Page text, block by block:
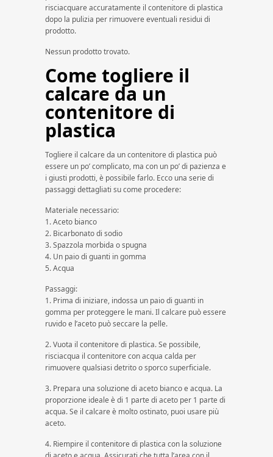
risciacquare accuratamente il contenitore di plastica
dopo la pulizia per rimuovere eventuali residui di
prodotto.
Nessun prodotto trovato.
Come togliere il
calcare da un
contenitore di
plastica
Togliere il calcare da un contenitore di plastica può
essere un po’ complicato, ma con un po’ di pazienza e
i giusti prodotti, è possibile farlo. Ecco una serie di
passaggi dettagliati su come procedere:
Materiale necessario:
1. Aceto bianco
2. Bicarbonato di sodio
3. Spazzola morbida o spugna
4. Un paio di guanti in gomma
5. Acqua
Passaggi:
1. Prima di iniziare, indossa un paio di guanti in
gomma per proteggere le mani. Il calcare può essere
ruvido e l’aceto può seccare la pelle.
2. Vuota il contenitore di plastica. Se possibile,
risciacqua il contenitore con acqua calda per
rimuovere qualsiasi detrito o sporco superficiale.
3. Prepara una soluzione di aceto bianco e acqua. La
proporzione ideale è di 1 parte di aceto per 1 parte di
acqua. Se il calcare è molto ostinato, puoi usare più
aceto.
4. Riempire il contenitore di plastica con la soluzione